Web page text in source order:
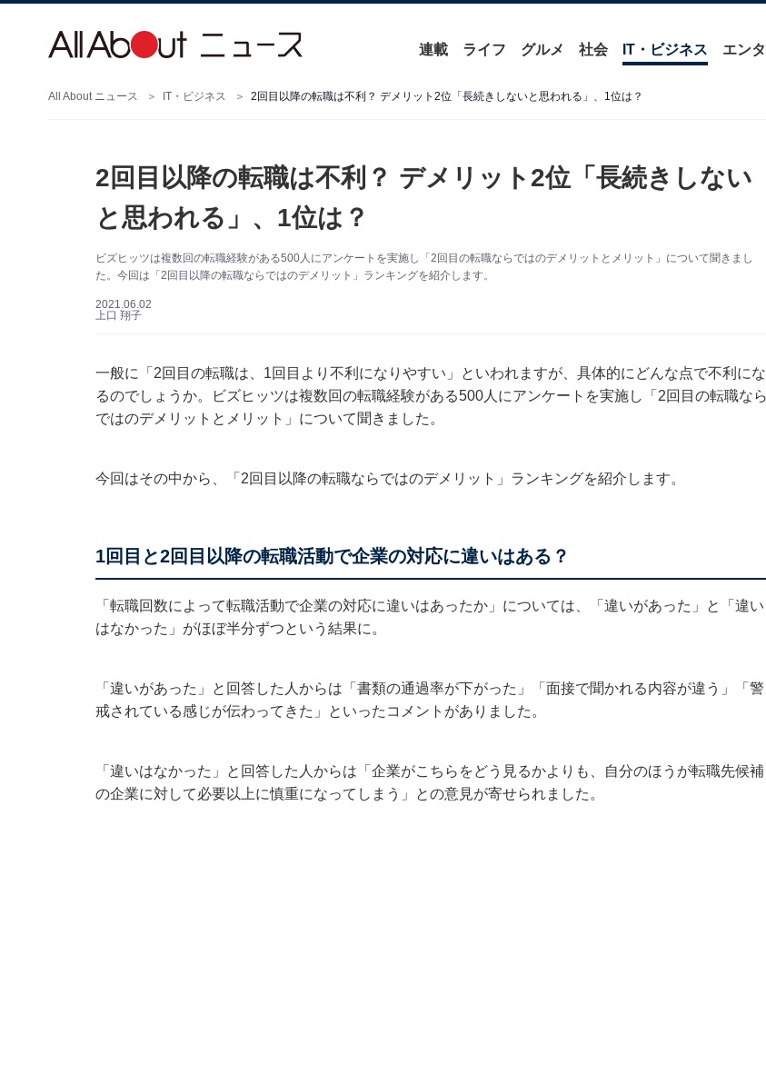
連載 ライフ グルメ 社会 IT・ビジネス エン
All About ニュース IT・ビジネス 2回目以降の転職は不利？ デメリット2位「長続きしないと思われる」、1位は？
2回目以降の転職は不利？ デメリット2位「長続きしない
と思われる」、1位は？
ビズヒッツは複数回の転職経験がある500人にアンケートを実施し「2回目の転職ならではのデメリットとメリット」について聞きまし
た。今回は「2回目以降の転職ならではのデメリット」ランキングを紹介します。
2021.06.02
上口 翔子
一般に「2回目の転職は、1回目より不利になりやすい」といわれますが、具体的にどんな点で不利にな
るのでしょうか。ビズヒッツは複数回の転職経験がある500人にアンケートを実施し「2回目の転職なら
ではのデメリットとメリット」について聞きました。
今回はその中から、「2回目以降の転職ならではのデメリット」ランキングを紹介します。
1回目と2回目以降の転職活動で企業の対応に違いはある？
「転職回数によって転職活動で企業の対応に違いはあったか」については、「違いがあった」と「違い
はなかった」がほぼ半分ずつという結果に。
「違いがあった」と回答した人からは「書類の通過率が下がった」「面接で聞かれる内容が違う」「警
戒されている感じが伝わってきた」といったコメントがありました。
「違いはなかった」と回答した人からは「企業がこちらをどう見るかよりも、自分のほうが転職先候補
の企業に対して必要以上に慎重になってしまう」との意見が寄せられました。